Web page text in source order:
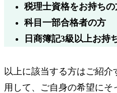
税理士資格をお持ちの
科目一部合格者の方
日商簿記3級以上お持
以上に該当する方はご紹介
用して、ご自身の希望に